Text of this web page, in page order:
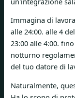
Immagina di
alle 24:00. alle 4
23:00 alle 4:00.
notturno
del tuo datore di
Naturalmente,